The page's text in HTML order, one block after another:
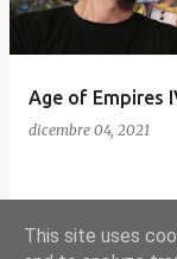
Age of Empires
dicembre 04, 2021
This site uses